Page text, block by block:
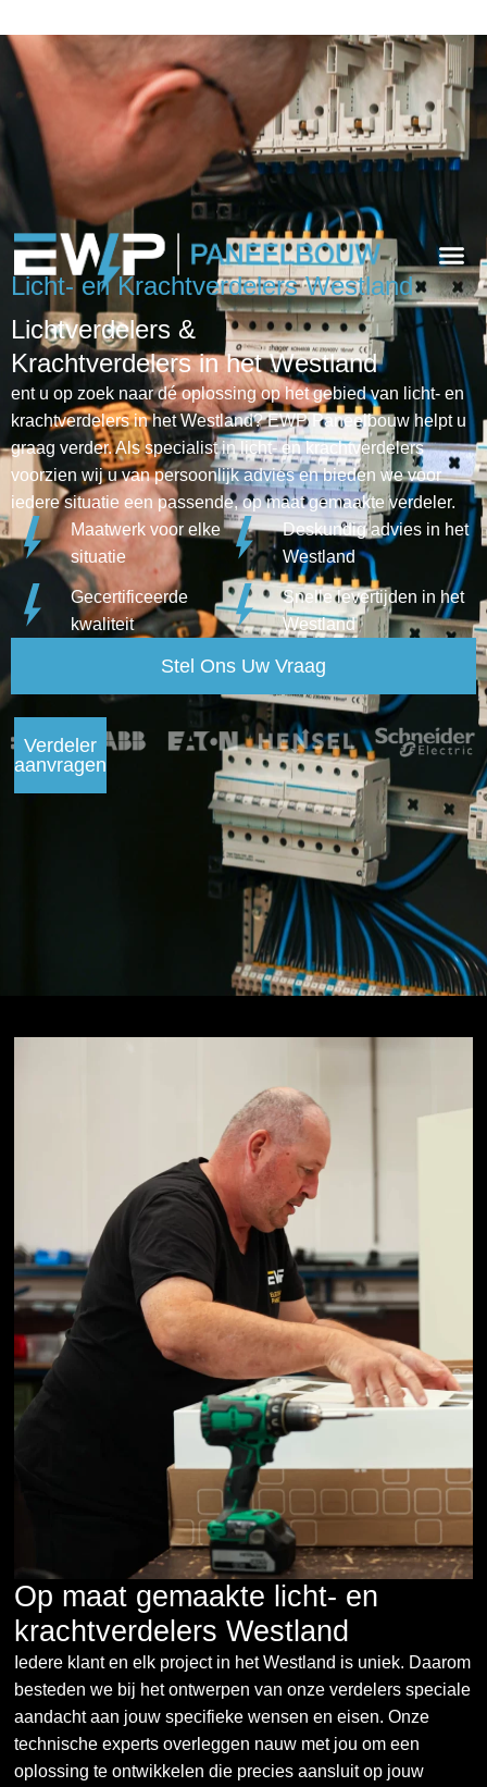
Verdeler
aanvragen
Licht- en Krachtverdelers Westland
Lichtverdelers &
Krachtverdelers in het Westland
ent u op zoek naar dé oplossing op het gebied van licht- en
krachtverdelers in het Westland? EWP Paneelbouw helpt u
graag verder. Als specialist in licht- en krachtverdelers
voorzien wij u van persoonlijk advies en bieden we voor
iedere situatie een passende, op maat gemaakte verdeler.
Maatwerk voor elke
situatie
Gecertificeerde
kwaliteit
Deskundig advies in het
Westland
Snelle levertijden in het
Westland
Stel Ons Uw Vraag
Op maat gemaakte licht- en
krachtverdelers Westland
Iedere klant en elk project in het Westland is uniek. Daarom
besteden we bij het ontwerpen van onze verdelers speciale
aandacht aan jouw specifieke wensen en eisen. Onze
technische experts overleggen nauw met jou om een
oplossing te ontwikkelen die precies aansluit op jouw